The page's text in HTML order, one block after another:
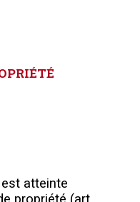
atteinte
propriété (art.